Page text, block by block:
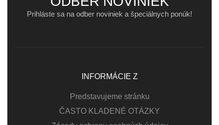
Prihláste sa na odber noviniek a špeciálnych ponúk!
INFORMÁCIE Z
Predstavujeme stránku
ČASTO KLADENÉ OTÁZKY